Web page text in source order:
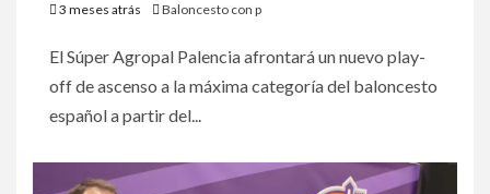
3 meses atrás Baloncesto con p
El Súper Agropal Palencia afrontará un nuevo play-
off de ascenso a la máxima categoría del baloncesto
español a partir del...